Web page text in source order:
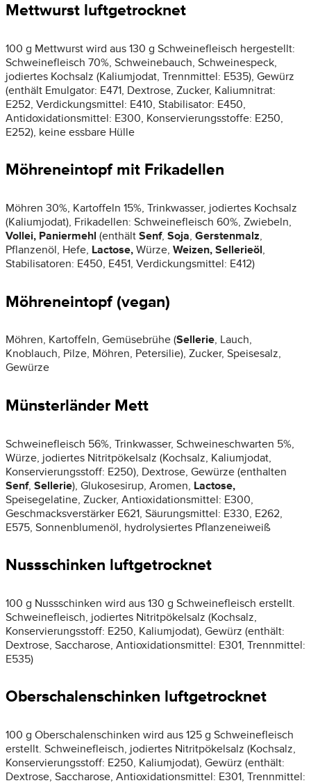
Mettwurst luftgetrocknet
100 g Mettwurst wird aus 130 g Schweinefleisch hergestellt:
Schweinefleisch 70%, Schweinebauch, Schweinespeck,
jodiertes Kochsalz (Kaliumjodat, Trennmittel: E535), Gewürz
(enthält Emulgator: E471, Dextrose, Zucker, Kaliumnitrat:
E252, Verdickungsmittel: E410, Stabilisator: E450,
Antidoxidationsmittel: E300, Konservierungsstoffe: E250,
E252), keine essbare Hülle
Möhreneintopf mit Frikadellen
Möhren 30%, Kartoffeln 15%, Trinkwasser, jodiertes Kochsalz
(Kaliumjodat), Frikadellen: Schweinefleisch 60%, Zwiebeln,
Vollei, Paniermehl (enthält Senf, Soja, Gerstenmalz,
Pflanzenöl, Hefe, Lactose, Würze, Weizen, Sellerieöl,
Stabilisatoren: E450, E451, Verdickungsmittel: E412)
Möhreneintopf (vegan)
Möhren, Kartoffeln, Gemüsebrühe (Sellerie, Lauch,
Knoblauch, Pilze, Möhren, Petersilie), Zucker, Speisesalz,
Gewürze
Münsterländer Mett
Schweinefleisch 56%, Trinkwasser, Schweineschwarten 5%,
Würze, jodiertes Nitritpökelsalz (Kochsalz, Kaliumjodat,
Konservierungsstoff: E250), Dextrose, Gewürze (enthalten
Senf, Sellerie), Glukosesirup, Aromen, Lactose,
Speisegelatine, Zucker, Antioxidationsmittel: E300,
Geschmacksverstärker E621, Säurungsmittel: E330, E262,
E575, Sonnenblumenöl, hydrolysiertes Pflanzeneiweiß
Nussschinken luftgetrocknet
100 g Nussschinken wird aus 130 g Schweinefleisch erstellt.
Schweinefleisch, jodiertes Nitritpökelsalz (Kochsalz,
Konservierungsstoff: E250, Kaliumjodat), Gewürz (enthält:
Dextrose, Saccharose, Antioxidationsmittel: E301, Trennmittel:
E535)
Oberschalenschinken luftgetrocknet
100 g Oberschalenschinken wird aus 125 g Schweinefleisch
erstellt. Schweinefleisch, jodiertes Nitritpökelsalz (Kochsalz,
Konservierungsstoff: E250, Kaliumjodat), Gewürz (enthält:
Dextrose, Saccharose, Antioxidationsmittel: E301, Trennmittel: